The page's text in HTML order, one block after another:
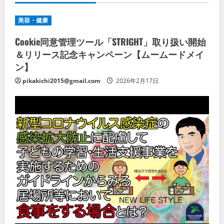
美容・健康
Cookie同意管理ツール「STRIGHT」取り扱い開始
＆リリース記念キャンペーン【ムームードメイ
ン】
pikakichi2015@gmail.com 2026年2月17日